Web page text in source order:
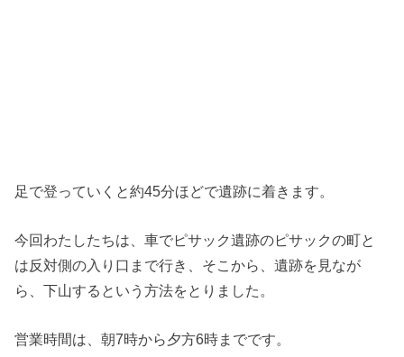
足で登っていくと約45分ほどで遺跡に着きます。
今回わたしたちは、車でピサック遺跡のピサックの町と
は反対側の入り口まで行き、そこから、遺跡を見なが
ら、下山するという方法をとりました。
営業時間は、朝7時から夕方6時までです。